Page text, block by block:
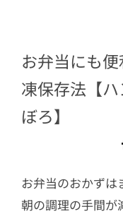
お弁当にも
凍保存法【
ぼろ】
お弁当のおかずは
朝の調理の手間が